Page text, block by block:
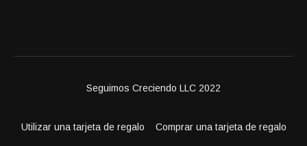
Seguimos Creciendo LLC 2022
Utilizar una tarjeta de regalo Comprar una tarjeta de regalo